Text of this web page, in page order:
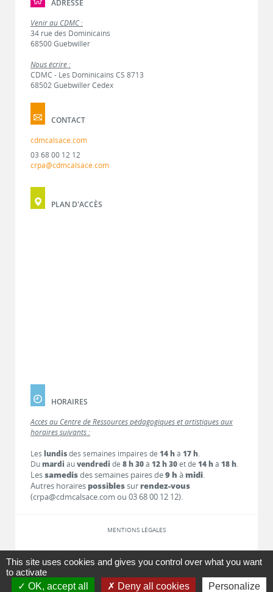
ADRESSE
Venir au CDMC :
34 rue des Dominicains
68500 Guebwiller
Nous écrire :
CDMC - Les Dominicains CS 8713
68502 Guebwiller Cedex
CONTACT
cdmcalsace.com
03 68 00 12 12
crpa@cdmcalsace.com
PLAN D'ACCÈS
HORAIRES
Accès au Centre de Ressources pédagogiques et artistiques aux
horaires suivants :
Les lundisdes semaines impaires de 14 hà 17 h.
Dumardi auvendredi de 8 h 30à 12 h 30et de 14 hà 18 h.
Lessamedisdes semaines paires de9 h à midi.
Autres horaires possiblessur rendez-vous
(crpa@cdmcalsace.com ou 03 68 00 12 12).
MENTIONS LÉGALES
LIENS
CONTACT
This site uses cookies and gives you control over what you want
to activate
OK, accept all
Deny all cookies Personalize